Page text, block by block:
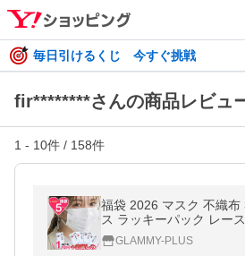
毎日引けるくじ 今すぐ挑戦
fir********さんの商品レビュ
1 - 10件 / 158件
福袋 2026 マスク 不織布
ス ラッキーパック レー
品 ホワイト 柄 おしゃれ
ツ メール便送料無料
GLAMMY-PLUS